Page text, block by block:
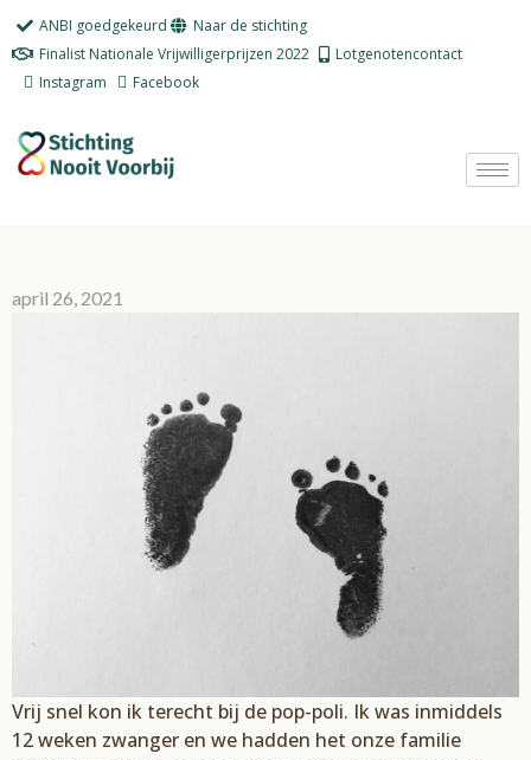
ANBI goedgekeurd
Naar de stichting
Finalist Nationale Vrijwilligerprijzen 2022
Lotgenotencontact
Instagram
Facebook
april 26, 2021
Vrij snel kon ik terecht bij de pop-poli. Ik was inmiddels
12 weken zwanger en we hadden het onze familie